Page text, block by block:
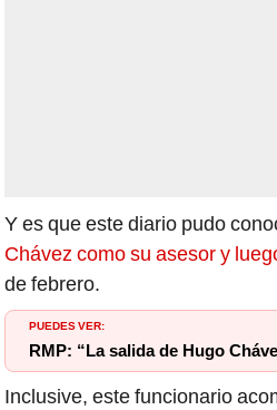
Y es que este diario pudo
Chávez como su asesor y
de febrero.
PUEDES VER:
RMP: “La salida de Hugo
Inclusive, este funcionario